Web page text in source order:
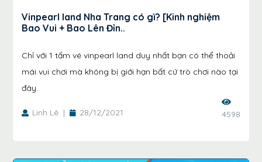
Vinpearl land Nha Trang có gì? [Kinh nghiệm
Bao Vui + Bao Lên Đỉn..
Chỉ với 1 tấm vé vinpearl land duy nhất bạn có thể thoải
mái vui chơi mà không bị giới hạn bất cứ trò chơi nào tại
đây.
Linh Lê | 28/12/2021 4598